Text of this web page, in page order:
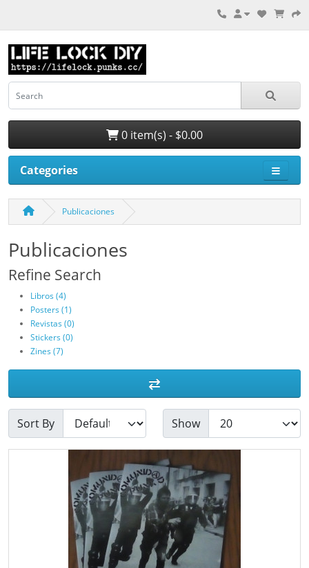
0 item(s) - $0.00
Categories
Publicaciones
Publicaciones
Refine Search
Libros (4)
Posters (1)
Revistas (0)
Stickers (0)
Zines (7)
Sort By Show